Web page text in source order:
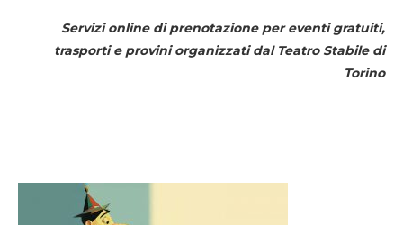
Servizi online di prenotazione per eventi gratuiti,
trasporti e provini organizzati dal Teatro Stabile di
Torino